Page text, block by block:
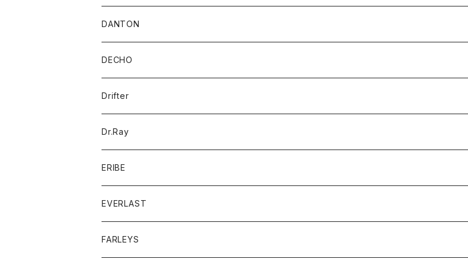
パーカー
Tシャツ
パーカー
ブラウス
ウォレット
カードケース
バッグ
DANTON
アウター
コート
ジャケット
アクセサリー
バッグ
キッズ
シャツ
Tシャツ
グッズ
帽子
トップス
シャツ
ボトム
DECHO
帽子
Drifter
Dr.Ray
ERIBE
ニット
EVERLAST
トップス
FARLEYS